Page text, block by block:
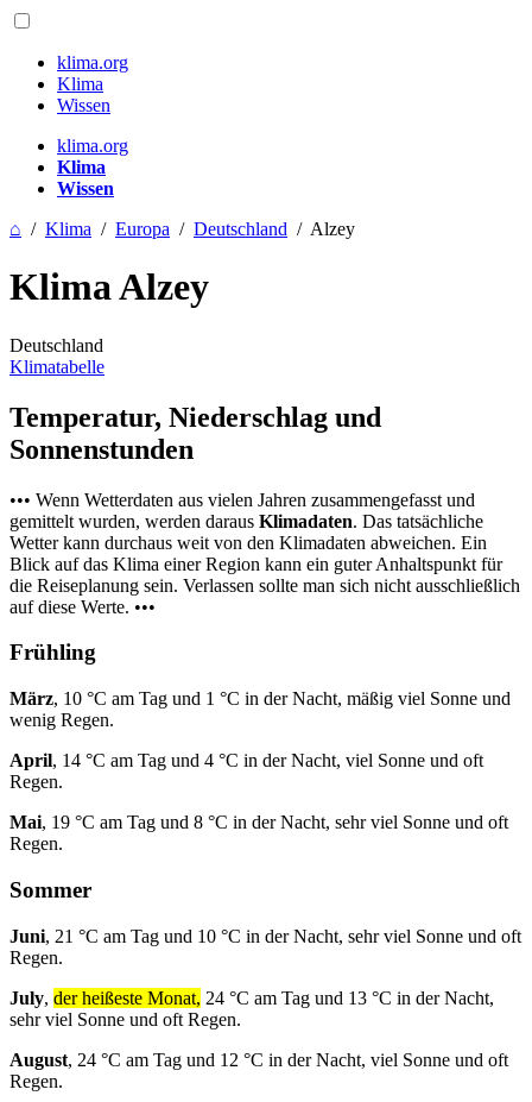
klima.org
Klima
Wissen
klima.org
Klima
Wissen
⌂ / Klima / Europa / Deutschland / Alzey
Klima Alzey
Deutschland
Klimatabelle
Temperatur, Niederschlag und
Sonnenstunden
••• Wenn Wetterdaten aus vielen Jahren zusammengefasst und
gemittelt wurden, werden daraus Klimadaten. Das tatsächliche
Wetter kann durchaus weit von den Klimadaten abweichen. Ein
Blick auf das Klima einer Region kann ein guter Anhaltspunkt für
die Reiseplanung sein. Verlassen sollte man sich nicht ausschließlich
auf diese Werte. •••
Frühling
März, 10 °C am Tag und 1 °C in der Nacht, mäßig viel Sonne und
wenig Regen.
April, 14 °C am Tag und 4 °C in der Nacht, viel Sonne und oft
Regen.
Mai, 19 °C am Tag und 8 °C in der Nacht, sehr viel Sonne und oft
Regen.
Sommer
Juni, 21 °C am Tag und 10 °C in der Nacht, sehr viel Sonne und oft
Regen.
July, der heißeste Monat, 24 °C am Tag und 13 °C in der Nacht,
sehr viel Sonne und oft Regen.
August, 24 °C am Tag und 12 °C in der Nacht, viel Sonne und oft
Regen.